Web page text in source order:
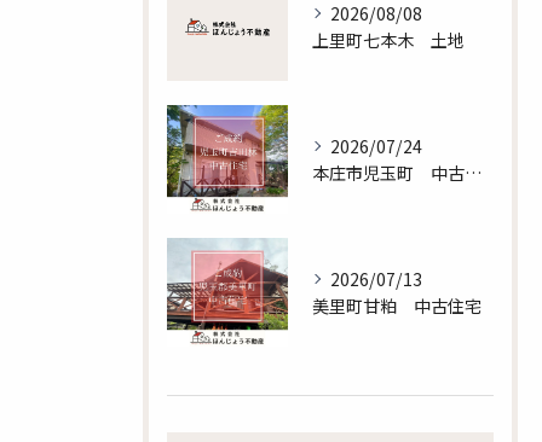
2026/08/08
上里町七本木 土地
2026/07/24
本庄市児玉町 中古住宅
2026/07/13
美里町甘粕 中古住宅
無料査定のお申し込みはこちら